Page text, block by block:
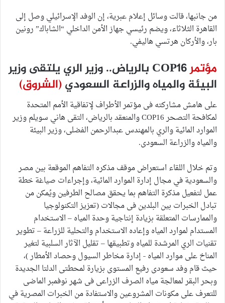
من جانبها، قالت وسائل إعلام عبرية، إن الوفد الإسرائيلي وصل إلى
القاهرة الثلاثاء، ويضم رئيسي جهاز الأمن الداخلي “الشاباك” رونين
بار، والأركان هرتسي هاليفي.
مؤتمر
COP16 بالرياض.. وزير الري يلتقى وزير
البيئة والمياه والزراعة السعودي(الشروق)
على هامش مشاركته فى مؤتمر الأطراف لإتفاقية الأمم المتحدة
لمكافحة التصحر COP16 والمنعقد بالرياض، التقى هاني سويلم وزير
الموارد المائية والري بالمهندس عبدالرحمن الفضلى، وزير البيئة
والمياه والزراعة السعودى.
وتم خلال اللقاء استعراض موقف مذكره التفاهم الموقعة بين مصر
والسعودية في مجال إدارة الموارد المائية، وإجراءات صياغة خطة
عمل لتفعيل مذكرة التفاهم بما يحقق مصالح الطرفين ويُمكن من
تبادل الخبرات بين البلدين فى مجالات (تعزيز التكنولوجيا
والممارسات المتعلقة بزيادة إنتاجية وحدة المياه – الاستخدام
المستدام لموارد المياه وإعاده الاستخدام والتحلية للزراعة – تطوير
تقنيات الري المرشدة للمياه وتطبيقها – تقليل الآثار السلبية لتغير
المناخ على موارد المياه ˗ إدارة مخاطر السيول وحصاد الأمطار )،
حيث قام وفد سعودى رفيع المستوى بزيارة لمحطتى الدلتا الجديدة
وبحر البقر لمعالجة مياه الصرف الزراعى فى شهر نوفمبر الماضى
للتعرف على مكونات المشروعين والاستفادة من الخبرات المصرية في